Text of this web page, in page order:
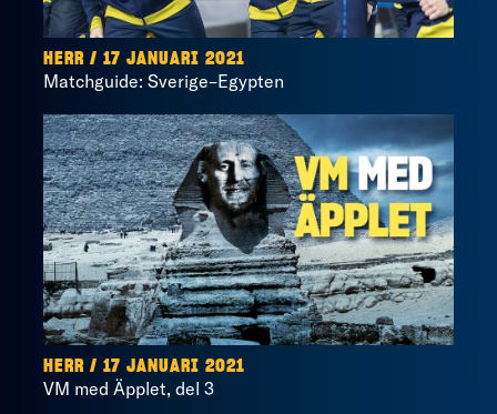
HERR / 17 JANUARI 2021
Matchguide: Sverige–Egypten
HERR / 17 JANUARI 2021
VM med Äpplet, del 3